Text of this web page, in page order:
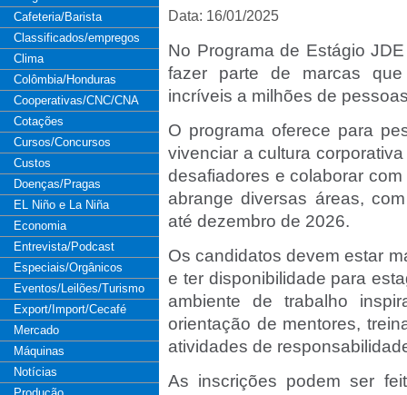
Cafeteria/Barista
Classificados/empregos
Clima
Colômbia/Honduras
Cooperativas/CNC/CNA
Cotações
Cursos/Concursos
Custos
Doenças/Pragas
EL Niño e La Niña
Economia
Entrevista/Podcast
Especiais/Orgânicos
Eventos/Leilões/Turismo
Export/Import/Cecafé
Mercado
Máquinas
Notícias
Data: 16/01/2025
No Programa de Estágio
fazer parte de marcas
incríveis a milhões de
O programa oferece para
vivenciar a cultura
desafiadores e colaborar
abrange diversas áreas,
até dezembro de 2026.
Os candidatos devem estar
e ter disponibilidade para
ambiente de trabalho
orientação de mentores,
atividades de
As inscrições podem ser